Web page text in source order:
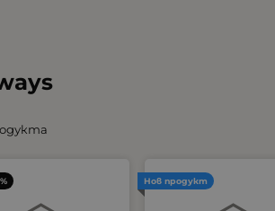
Нов продукт